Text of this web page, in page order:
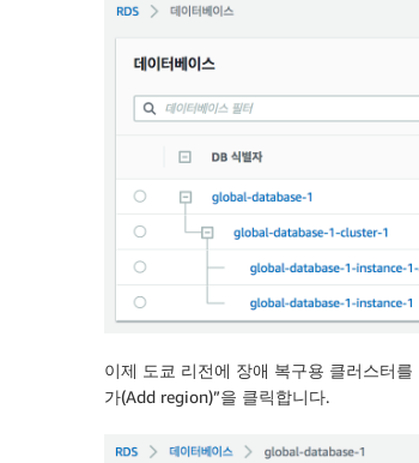
이제 도쿄 리전에 장애 복구용 클러스터
가(Add region)”을 클릭합니다.